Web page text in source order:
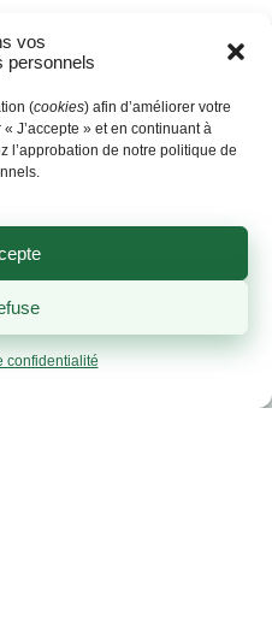
vos
personnels
(cookies) afin d’améliorer votre
J’accepte » et en continuant à
l’approbation de notre politique de
confidentialité